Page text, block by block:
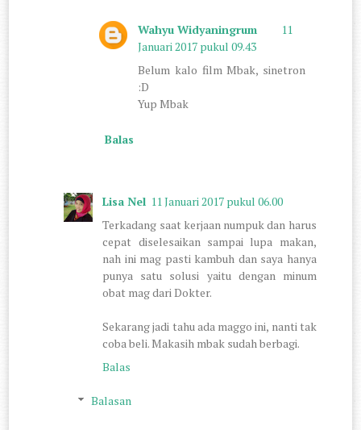
Wahyu Widyaningrum
11
Januari 2017 pukul 09.43
Belum kalo film Mbak, sinetron
:D
Yup Mbak
Balas
Lisa Nel 11 Januari 2017 pukul 06.00
Terkadang saat kerjaan numpuk dan harus
cepat diselesaikan sampai lupa makan,
nah ini mag pasti kambuh dan saya hanya
punya satu solusi yaitu dengan minum
obat mag dari Dokter.
Sekarang jadi tahu ada maggo ini, nanti tak
coba beli. Makasih mbak sudah berbagi.
Balas
Balasan